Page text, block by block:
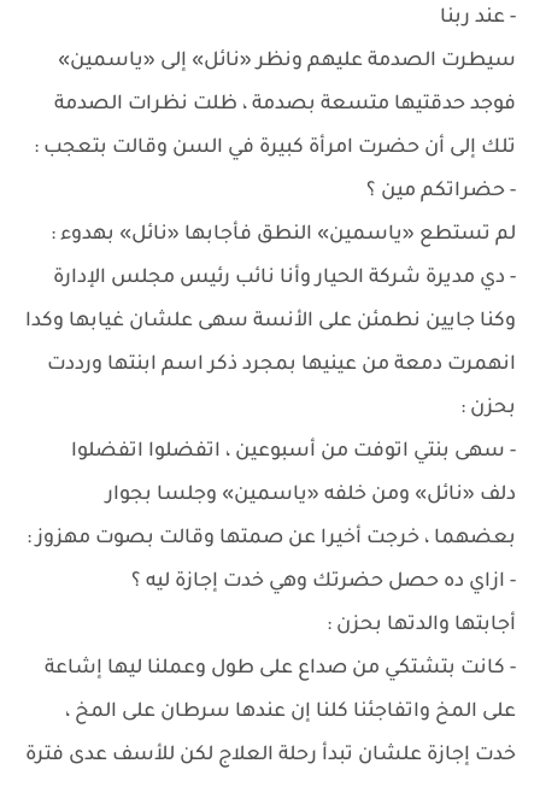
- عند ربنا
سيطرت الصدمة عليهم ونظر «نائل» إلى «ياسمين»
فوجد حدقتيها متسعة بصدمة ، ظلت نظرات الصدمة
تلك إلى أن حضرت امرأة كبيرة في السن وقالت بتعجب :
- حضراتكم مين ؟
لم تستطع «ياسمين» النطق فأجابها «نائل» بهدوء :
- دي مديرة شركة الحيار وأنا نائب رئيس مجلس الإدارة
وكنا جايين نطمئن على الأنسة سهى علشان غيابها وكدا
انهمرت دمعة من عينيها بمجرد ذكر اسم ابنتها ورددت
بحزن :
- سهى بنتي اتوفت من أسبوعين ، اتفضلوا اتفضلوا
دلف «نائل» ومن خلفه «ياسمين» وجلسا بجوار
بعضهما ، خرجت أخيرا عن صمتها وقالت بصوت مهزوز :
- ازاي ده حصل حضرتك وهي خدت إجازة ليه ؟
أجابتها والدتها بحزن :
- كانت بتشتكي من صداع على طول وعملنا ليها إشاعة
على المخ واتفاجئنا كلنا إن عندها سرطان على المخ ،
خدت إجازة علشان تبدأ رحلة العلاج لكن للأسف عدى فترة